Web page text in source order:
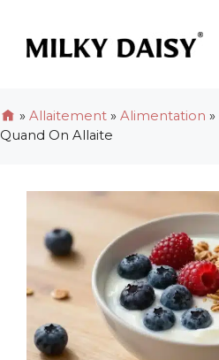
contenu
» Allaitement » Alimentation »
Quand On Allaite